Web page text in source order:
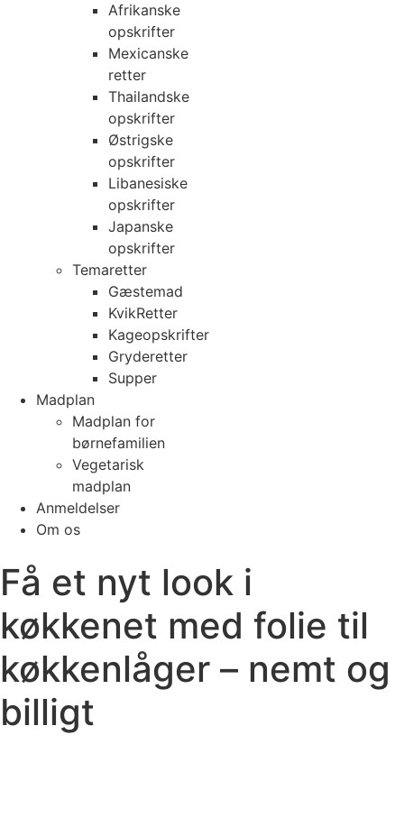
Afrikanske
opskrifter
Mexicanske
retter
Thailandske
opskrifter
Østrigske
opskrifter
Libanesiske
opskrifter
Japanske
opskrifter
Temaretter
Gæstemad
KvikRetter
Kageopskrifter
Gryderetter
Supper
Madplan
Madplan for
børnefamilien
Vegetarisk
madplan
Anmeldelser
Om os
Få et nyt look i
køkkenet med folie til
køkkenlåger – nemt og
billigt